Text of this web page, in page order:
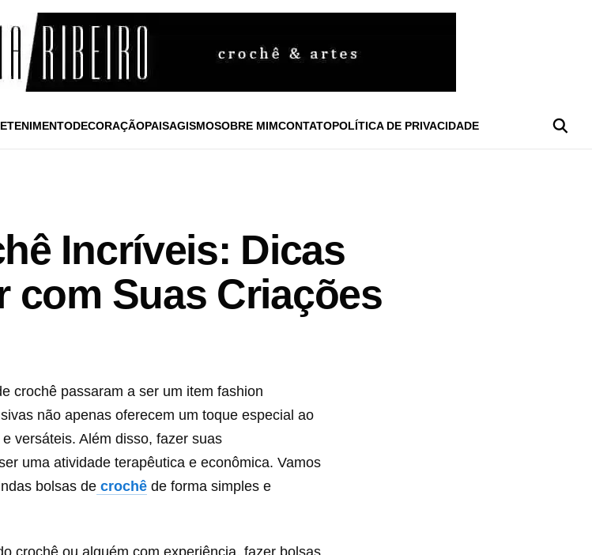
DECORAÇÃOPAISAGISMOSOBRE MIMCONTATOPOLÍTICA DE PRIVACIDADE
Incríveis: Dicas
com Suas Criações
crochê passaram a ser um item fashion
não apenas oferecem um toque especial ao
versáteis. Além disso, fazer suas
uma atividade terapêutica e econômica. Vamos
bolsas de crochê de forma simples e
crochê ou alguém com experiência, fazer bolsas